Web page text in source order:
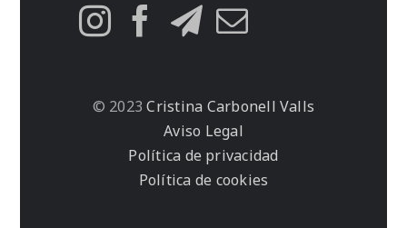
© 2023 Cristina Carbonell Valls
Aviso Legal
Política de privacidad
Política de cookies